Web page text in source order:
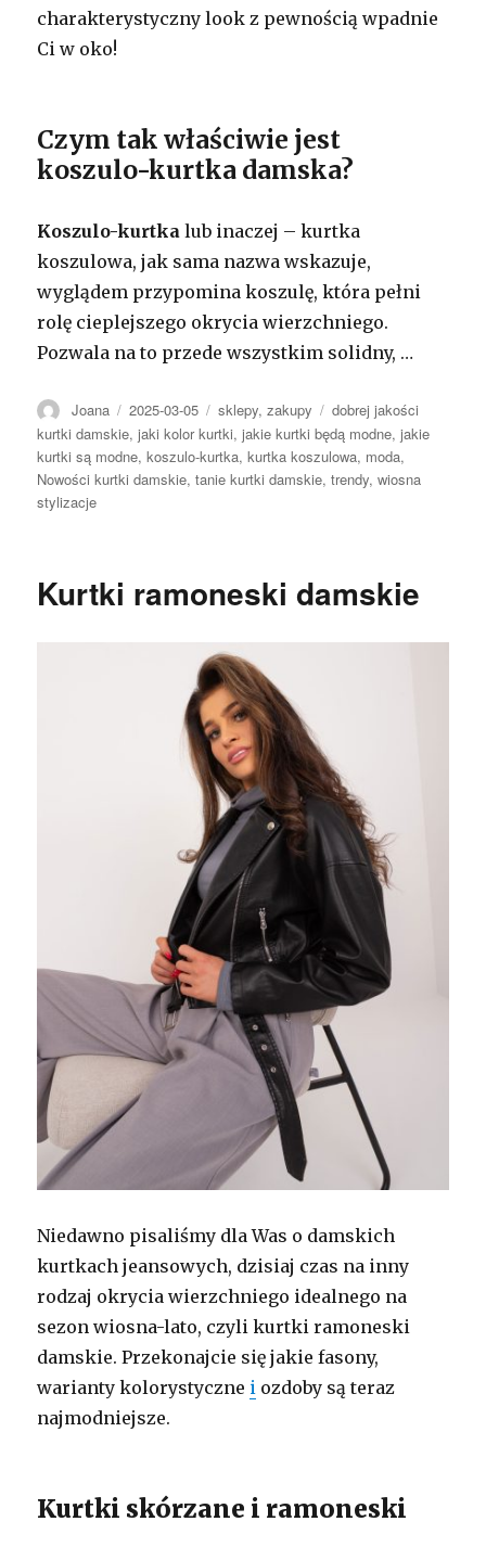
charakterystyczny look z pewnością wpadnie
Ci w oko!
Czym tak właściwie jest
koszulo-kurtka damska?
Koszulo-kurtka lub inaczej – kurtka
koszulowa, jak sama nazwa wskazuje,
wyglądem przypomina koszulę, która pełni
rolę cieplejszego okrycia wierzchniego.
Pozwala na to przede wszystkim solidny, …
Autor
Joana Opublikowano
2025-03-05 Kategorie
sklepy,zakupy Tagi
dobrej jakości
kurtki damskie,jaki kolor kurtki,jakie kurtki będą modne,jakie
kurtki są modne,koszulo-kurtka,kurtka koszulowa, moda,
Nowości kurtki damskie,tanie kurtki damskie,trendy,wiosna
stylizacje
Kurtki ramoneski damskie
Niedawno pisaliśmy dla Was o damskich
kurtkach jeansowych, dzisiaj czas na inny
rodzaj okrycia wierzchniego idealnego na
sezon wiosna-lato, czyli kurtki ramoneski
damskie. Przekonajcie się jakie fasony,
warianty kolorystyczne i ozdoby są teraz
najmodniejsze.
Kurtki skórzane i ramoneski